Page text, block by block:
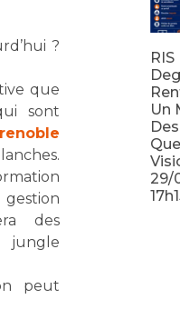
?
que
sont
gestion
des
jungle
peut
Un
29/